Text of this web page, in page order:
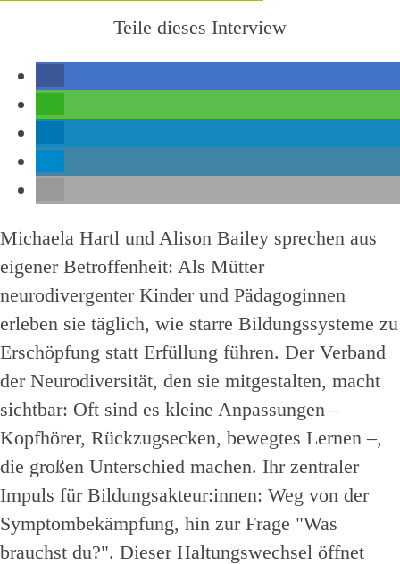
Teile dieses Interview
Michaela Hartl und Alison Bailey sprechen aus
eigener Betroffenheit: Als Mütter
neurodivergenter Kinder und Pädagoginnen
erleben sie täglich, wie starre Bildungssysteme zu
Erschöpfung statt Erfüllung führen. Der Verband
der Neurodiversität, den sie mitgestalten, macht
sichtbar: Oft sind es kleine Anpassungen –
Kopfhörer, Rückzugsecken, bewegtes Lernen –,
die großen Unterschied machen. Ihr zentraler
Impuls für Bildungsakteur:innen: Weg von der
Symptombekämpfung, hin zur Frage "Was
brauchst du?". Dieser Haltungswechsel öffnet